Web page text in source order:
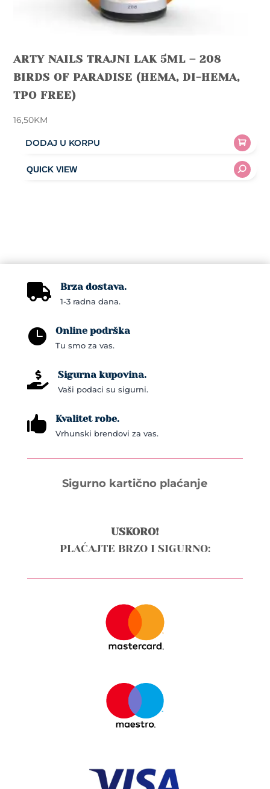
ARTY NAILS TRAJNI LAK 5ML – 208
BIRDS OF PARADISE (HEMA, DI-HEMA,
TPO FREE)
16,50KM
DODAJ U KORPU
 Brza dostava.
1-3 radna dana.
 Online podrška
Tu smo za vas.
 Sigurna kupovina.
Vaši podaci su sigurni.
 Kvalitet robe.
Vrhunski brendovi za vas.
Sigurno kartično plaćanje
USKORO!
PLAĆAJTE BRZO I SIGURNO: